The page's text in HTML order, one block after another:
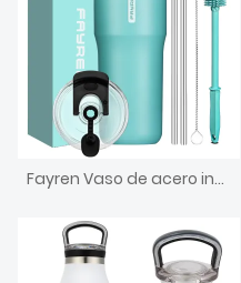
Fayren Vaso de acero inoxidable con aislamiento de bloques de color, taza con tapa y pajita, taza de café de viaje de doble pared